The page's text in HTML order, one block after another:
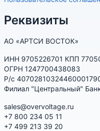
Реквизиты
АО «АРТСИ ВОСТОК»
ИНН 9705226701 КПП
ОГРН 1247700438083
Р/с
Филиал "Центральный"
sales@overvoltage.ru
+7 800 234 05 11
+7 499 213 39 20